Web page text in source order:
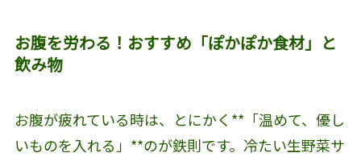
お腹を労わる！おすすめ「ぽかぽか食材」と
飲み物
お腹が疲れている時は、とにかく**「温めて、優し
いものを入れる」**のが鉄則です。冷たい生野菜サ